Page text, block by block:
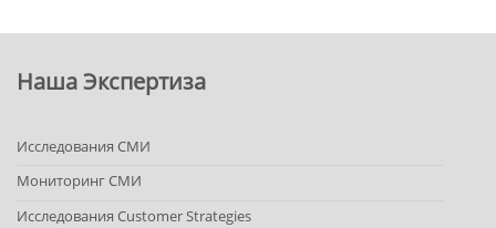
Наша Экспертиза
Исследования СМИ
Мониторинг СМИ
Исследования Customer Strategies